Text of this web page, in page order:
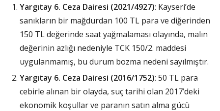
Yargıtay 6. Ceza Dairesi (2021/4927): Kayseri’de
sanıkların bir mağdurdan 100 TL para ve diğerinden
150 TL değerinde saat yağmalaması olayında, malın
değerinin azlığı nedeniyle TCK 150/2. maddesi
uygulanmamış, bu durum bozma nedeni sayılmıştır.
Yargıtay 6. Ceza Dairesi (2016/1752): 50 TL para
cebirle alınan bir olayda, suç tarihi olan 2017’deki
ekonomik koşullar ve paranın satın alma gücü